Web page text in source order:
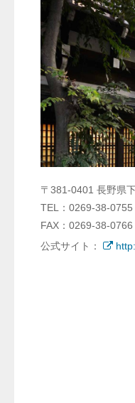
〒381-0401 長野県
TEL：0269-38-0755
FAX：0269-38-0766
公式サイト：